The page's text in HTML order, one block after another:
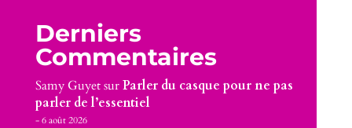
Derniers
Commentaires
Samy GuyetsurParler du casque pour ne pas
parler de l’essentiel
6 août 2026